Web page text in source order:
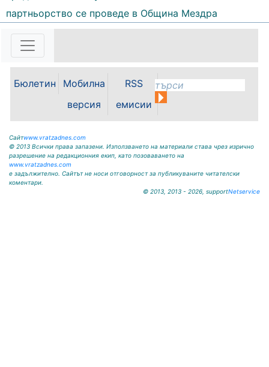
земеделски производител и
обработва 10 декара земеделска
земя. Следващата цел...
партньорство се проведе в Община Мездра
Бюлетин
Мобилна
версия
RSS
емисии
Сайтwww.vratzadnes.com
© 2013 Всички права запазени. Използването на материали става чрез изрично
разрешение на редакционния екип, като позоваването на
www.vratzadnes.com
е задължително. Сайтът не носи отговорност за публикуваните читателски
коментари.
© 2013, 2013 - 2026, supportNetservice